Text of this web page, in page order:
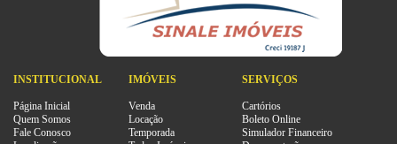
INSTITUCIONAL
Página Inicial
Quem Somos
Fale Conosco
IMÓVEIS
Venda
Locação
Temporada
SERVIÇOS
Cartórios
Boleto Online
Simulador Financeiro